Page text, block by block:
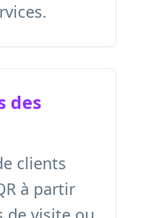
des
clients
à partir